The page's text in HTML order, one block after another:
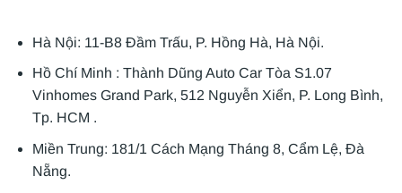
Hà Nội: 11-B8 Đầm Trấu, P. Hồng Hà, Hà Nội.
Hồ Chí Minh : Thành Dũng Auto Car Tòa S1.07
Vinhomes Grand Park, 512 Nguyễn Xiển, P. Long Bình,
Tp. HCM .
Miền Trung: 181/1 Cách Mạng Tháng 8, Cẩm Lệ, Đà
Nẵng.